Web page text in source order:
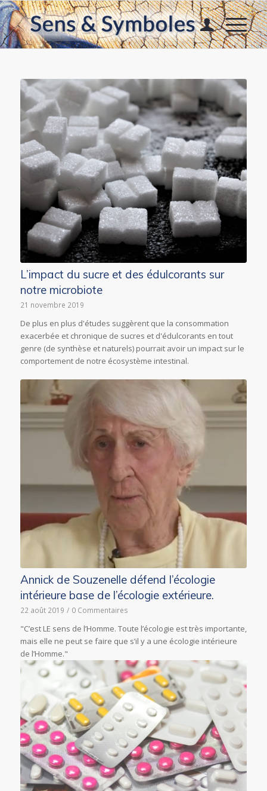
L’impact du sucre et des édulcorants sur
notre microbiote
21 novembre 2019
De plus en plus d'études suggèrent que la consommation
exacerbée et chronique de sucres et d'édulcorants en tout
genre (de synthèse et naturels) pourrait avoir un impact sur le
comportement de notre écosystème intestinal.
Annick de Souzenelle défend l’écologie
intérieure base de l’écologie extérieure.
22 août 2019 / 0 Commentaires
"C’est LE sens de l’Homme. Toute l’écologie est très importante,
mais elle ne peut se faire que s’il y a une écologie intérieure
de l’Homme."